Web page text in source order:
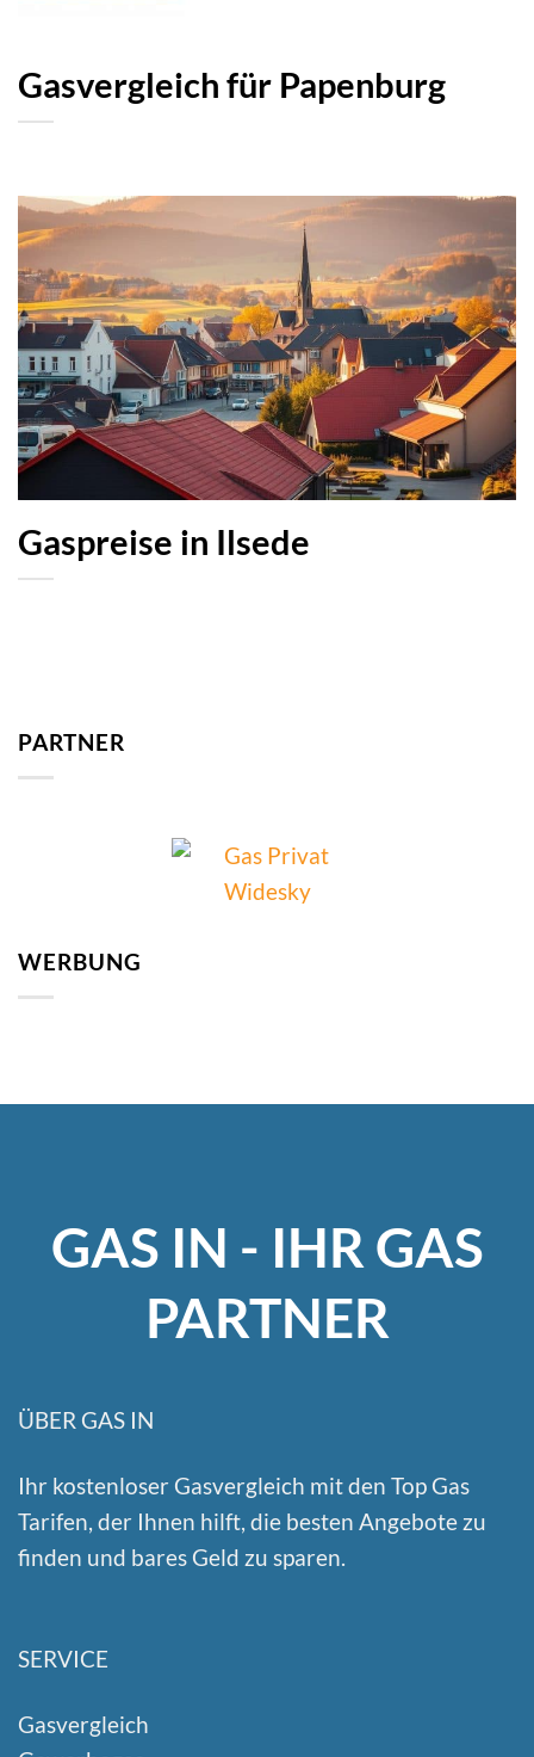
Gasvergleich für Papenburg
Gaspreise in Ilsede
PARTNER
WERBUNG
GAS IN - IHR GAS
PARTNER
ÜBER GAS IN
Ihr kostenloser Gasvergleich mit den Top Gas
Tarifen, der Ihnen hilft, die besten Angebote zu
finden und bares Geld zu sparen.
SERVICE
Gasvergleich